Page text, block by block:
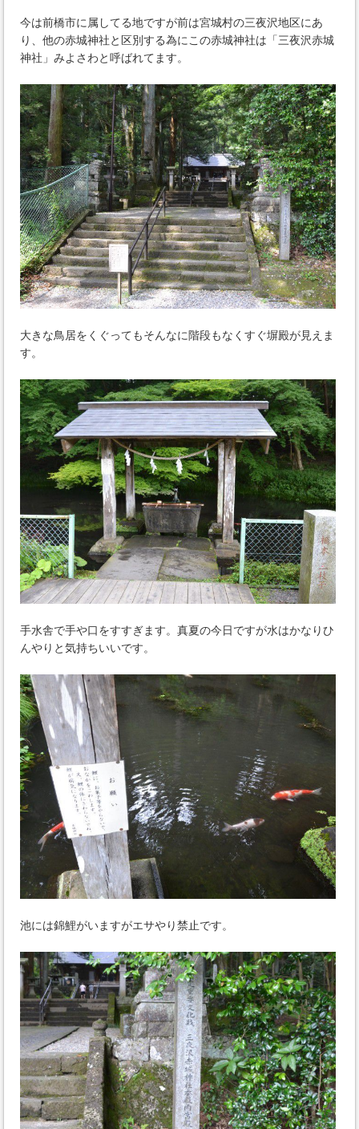
今は前橋市に属してる地ですが前は宮城村の三夜沢地区にあ
り、他の赤城神社と区別する為にこの赤城神社は「三夜沢赤城
神社」みよさわと呼ばれてます。
大きな鳥居をくぐってもそんなに階段もなくすぐ塀殿が見えま
す。
手水舎で手や口をすすぎます。真夏の今日ですが水はかなりひ
んやりと気持ちいいです。
池には錦鯉がいますがエサやり禁止です。